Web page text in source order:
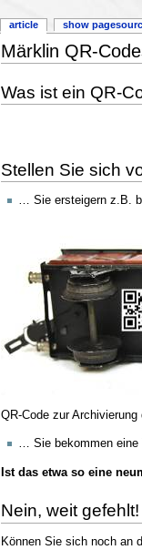
Märklin QR-
Was ist ein QR-
Stellen Sie sich
… Sie ersteigern z.B.
QR-Code zur Archivierung
… Sie bekommen eine
Ist das etwa so eine
Nein, weit gefehlt!
Können Sie sich noch an
article show